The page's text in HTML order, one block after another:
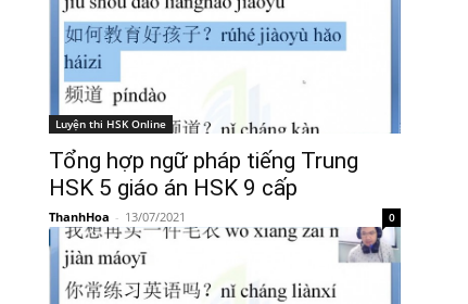
Luyện thi HSK Online
Tổng hợp ngữ pháp tiếng Trung
HSK 5 giáo án HSK 9 cấp
ThanhHoa - 13/07/2021 0